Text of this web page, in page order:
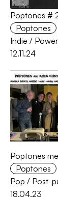
Poptones #
Poptones
Indie /
12.11.24
Poptones
Poptones
Pop / Post-
18.04.23